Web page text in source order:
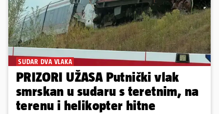
SUDAR DVA VLAKA
PRIZORI UŽASA Putnički vlak
smrskan u sudaru s teretnim, na
terenu i helikopter hitne